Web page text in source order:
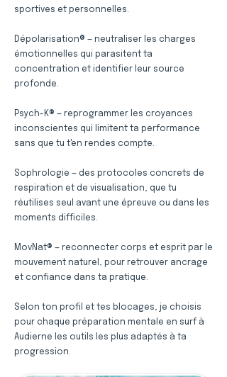
sportives et personnelles.
Dépolarisation® — neutraliser les charges
émotionnelles qui parasitent ta
concentration et identifier leur source
profonde.
Psych-K® — reprogrammer les croyances
inconscientes qui limitent ta performance
sans que tu t'en rendes compte.
Sophrologie — des protocoles concrets de
respiration et de visualisation, que tu
réutilises seul avant une épreuve ou dans les
moments difficiles.
MovNat® — reconnecter corps et esprit par le
mouvement naturel, pour retrouver ancrage
et confiance dans ta pratique.
Selon ton profil et tes blocages, je choisis
pour chaque préparation mentale en surf à
Audierne les outils les plus adaptés à ta
progression.